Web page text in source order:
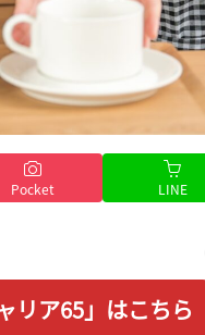
Pocket LINE
リア65」はこちら